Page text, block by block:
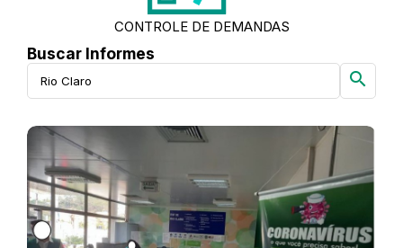
CONTROLE DE DEMANDAS
Buscar Informes
search